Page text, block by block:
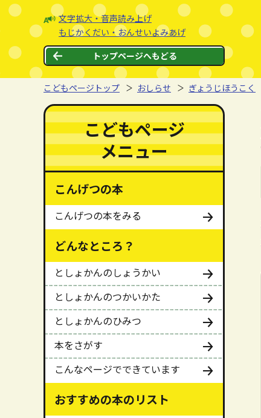
ページの先頭です。
本文へジャンプする。
文字拡大・音声読み上げ
もじかくだい・おんせいよみあげ
トップページへもどる
こどもページトップ おしらせ ぎょうじほうこく
ここから本文です。ここからメインメニューです。
メインメニューをスキップする
こどもページ
メニュー
こんげつの本
こんげつの本をみる
どんなところ？
としょかんのしょうかい
としょかんのつかいかた
としょかんのひみつ
本をさがす
こんなページでできています
おすすめの本のリスト